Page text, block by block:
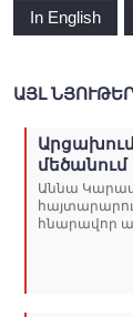
In English
ԱՅԼ
մեծանում
Աննա
հնարավոր